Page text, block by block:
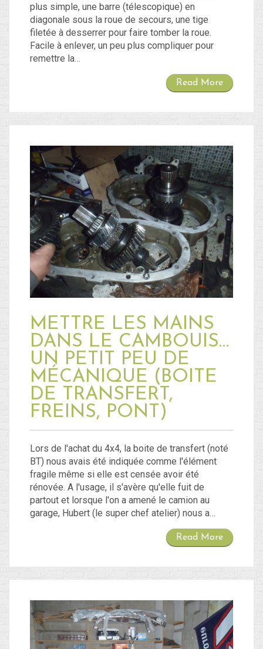
plus simple, une barre (télescopique) en
diagonale sous la roue de secours, une tige
filetée à desserrer pour faire tomber la roue.
Facile à enlever, un peu plus compliquer pour
remettre la…
Read More
METTRE LES MAINS
DANS LE CAMBOUIS…
UN PETIT PEU DE
MÉCANIQUE (BOITE
DE TRANSFERT,
FREINS, PONT)
Lors de l'achat du 4x4, la boite de transfert (noté
BT) nous avais été indiquée comme l'élément
fragile même si elle est censée avoir été
rénovée. A l'usage, il s'avère qu'elle fuit de
partout et lorsque l'on a amené le camion au
garage, Hubert (le super chef atelier) nous a…
Read More